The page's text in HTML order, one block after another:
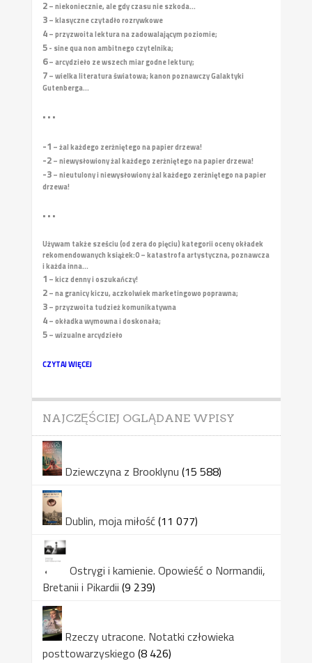
2– niekoniecznie, ale gdy czasu nie szkoda...
3– klasyczne czytadło rozrywkowe
4– przyzwoita lektura na zadowalającym poziomie;
5- sine qua non ambitnego czytelnika;
6– arcydzieło ze wszech miar godne lektury;
7– wielka literatura światowa; kanon poznawczy Galaktyki
Gutenberga...
• • •
-1 – żal każdego zerżniętego na papier drzewa!
-2– niewysłowiony żal każdego zerżniętego na papier drzewa!
-3– nieutulony i niewysłowiony żal każdego zerżniętego na papier
drzewa!
• • •
Używam także sześciu (od zera do pięciu) kategorii oceny okładek
rekomendowanych książek:0 – katastrofa artystyczna, poznawcza
i każda inna...
1 – kicz denny i oszukańczy!
2– na granicy kiczu, aczkolwiek marketingowo poprawna;
3– przyzwoita tudzież komunikatywna
4– okładka wymowna i doskonała;
5– wizualne arcydzieło
CZYTAJ WIĘCEJ
NAJCZĘŚCIEJ OGLĄDANE WPISY
Dziewczyna z Brooklynu (15 588)
Dublin, moja miłość(11 077)
Ostrygi i kamienie. Opowieść o Normandii,
Bretanii i Pikardii (9 239)
Rzeczy utracone. Notatki człowieka
posttowarzyskiego (8 426)